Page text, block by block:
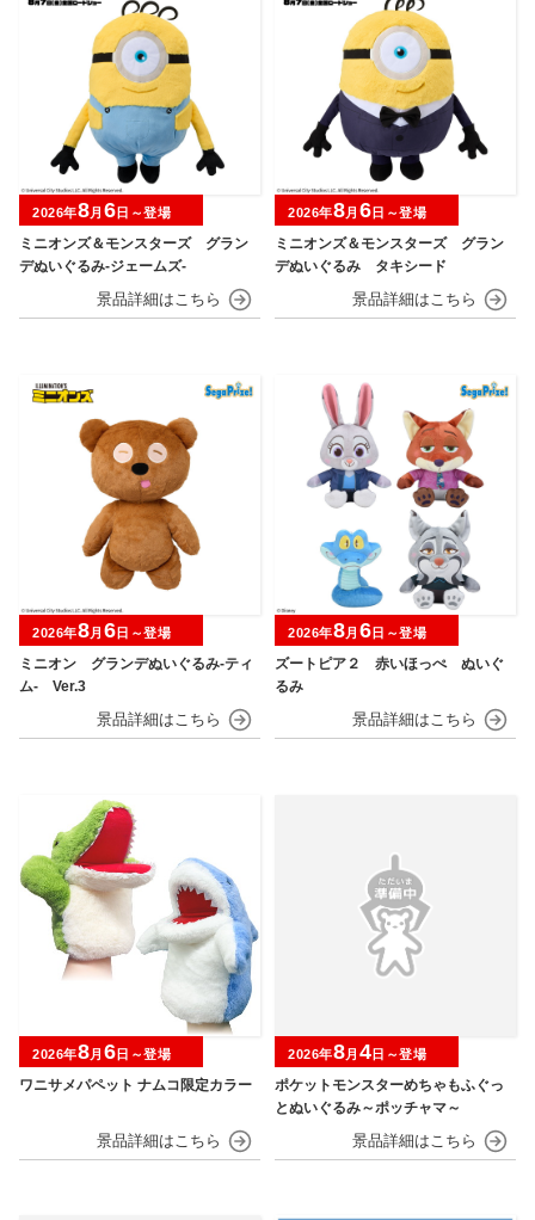
ミニオンズ＆モンスターズ グラン
デぬいぐるみ‐ジェームズ‐
2026年8月 6日～登場
ミニオンズ＆モンスターズ グラン
デぬいぐるみ タキシード
2026年8月 6日～登場
ミニオン グランデぬいぐるみ‐ティ
ム‐ Ver.3
2026年8月 6 日～登場
ズートピア２ 赤いほっぺ ぬいぐ
るみ
2026年8月 6 日～登場
ワニサメパペット ナムコ限定カラー
2026年8月 6日～登場
ポケットモンスターめちゃもふぐっ
とぬいぐるみ～ポッチャマ～
2026年8月 4日～登場